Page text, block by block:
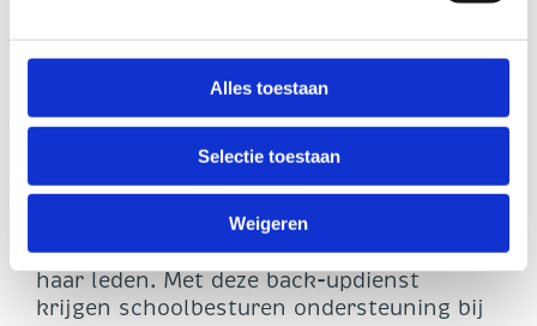
zij uw persoonsgegevens verwerken.
trekken. Dit kunt u doen via de zwevende zwarte knop,
linksonder op onze website.
Alles toestaan
Selectie toestaan
Weigeren
Back-updienst
SIVON stelt een back-updienst voor
Microsoft 365 en Azure beschikbaar voor
haar leden. Met deze back-updienst
krijgen schoolbesturen ondersteuning bij